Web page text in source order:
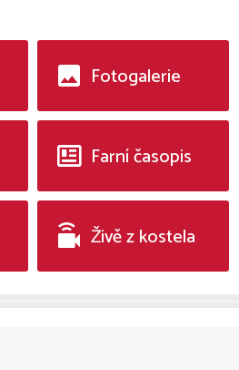
Fotogalerie
Farní časopis
Živě z kostela